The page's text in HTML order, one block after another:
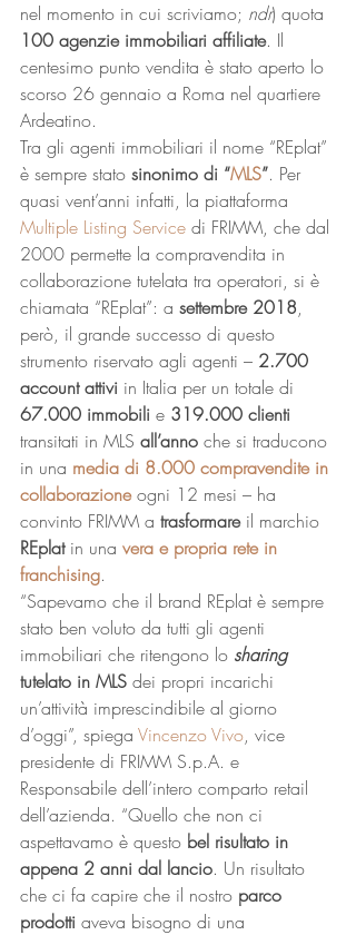
nel momento in cui scriviamo; ndr) quota
100 agenzie immobiliari affiliate. Il
centesimo punto vendita è stato aperto lo
scorso 26 gennaio a Roma nel quartiere
Ardeatino.
Tra gli agenti immobiliari il nome “REplat”
è sempre stato sinonimo di “MLS”. Per
quasi vent’anni infatti, la piattaforma
Multiple Listing Service di FRIMM, che dal
2000 permette la compravendita in
collaborazione tutelata tra operatori, si è
chiamata “REplat”: a settembre 2018,
però, il grande successo di questo
strumento riservato agli agenti – 2.700
account attivi in Italia per un totale di
67.000 immobili e 319.000 clienti
transitati in MLS all’anno che si traducono
in una media di 8.000 compravendite in
collaborazione ogni 12 mesi – ha
convinto FRIMM a trasformare il marchio
REplat in una vera e propria rete in
franchising.
“Sapevamo che il brand REplat è sempre
stato ben voluto da tutti gli agenti
immobiliari che ritengono lo sharing
tutelato in MLS dei propri incarichi
un’attività imprescindibile al giorno
d’oggi”, spiega Vincenzo Vivo, vice
presidente di FRIMM S.p.A. e
Responsabile dell’intero comparto retail
dell’azienda. “Quello che non ci
aspettavamo è questo bel risultato in
appena 2 anni dal lancio. Un risultato
che ci fa capire che il nostro parco
prodotti aveva bisogno di una